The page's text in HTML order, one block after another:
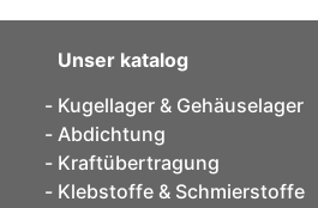
Unser katalog
Kugellager & Gehäuselager
Abdichtung
Kraftübertragung
Klebstoffe & Schmierstoffe